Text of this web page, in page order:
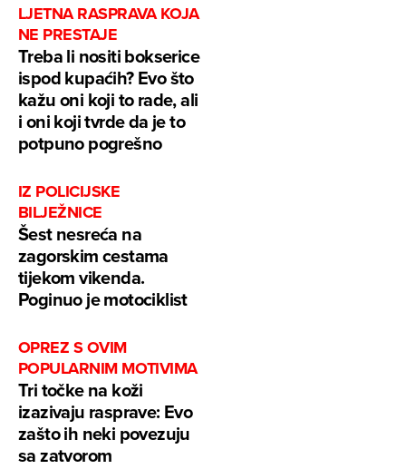
LJETNA RASPRAVA KOJA
NE PRESTAJE
Treba li nositi bokserice
ispod kupaćih? Evo što
kažu oni koji to rade, ali
i oni koji tvrde da je to
potpuno pogrešno
IZ POLICIJSKE
BILJEŽNICE
Šest nesreća na
zagorskim cestama
tijekom vikenda.
Poginuo je motociklist
OPREZ S OVIM
POPULARNIM MOTIVIMA
Tri točke na koži
izazivaju rasprave: Evo
zašto ih neki povezuju
sa zatvorom